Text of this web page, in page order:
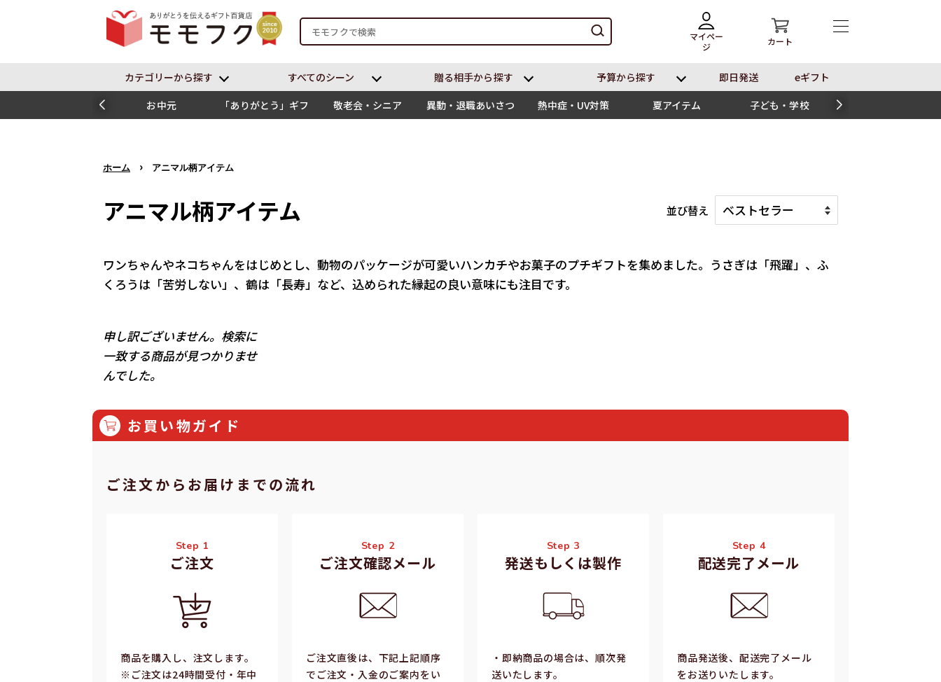
マイペー
ジ
カート
カテゴリーから探す すべてのシーン 贈る相⼿から探す 予算から探す 即⽇発送
eギフト
お中元
「ありがとう」ギフ
敬老会・シニア 異動・退職あいさつ 熱中症・UV対策 夏アイテム 子ども・学校
ホーム › アニマル柄アイテム
アニマル柄アイテム 並び替え
ワンちゃんやネコちゃんをはじめとし、動物のパッケージが可愛いハンカチやお菓子のプチギフトを集めました。うさぎは「飛躍」、ふ
くろうは「苦労しない」、鶴は「長寿」など、込められた縁起の良い意味にも注目です。
申し訳ございません。検索に
一致する商品が見つかりませ
んでした。
お買い物ガイド
ご注⽂からお届けまでの流れ
Step 1
ご注⽂
商品を購入し、注文します。
※ご注⽂は24時間受付・年中
Step 2
ご注文確認メール
ご注⽂直後は、下記上記順序
でご注⽂・⼊⾦のご案内をい
Step 3
発送もしくは製作
・即納商品の場合は、順次発
送いたします。
Step 4
配送完了メール
商品発送後、配送完了メール
をお送りいたします。